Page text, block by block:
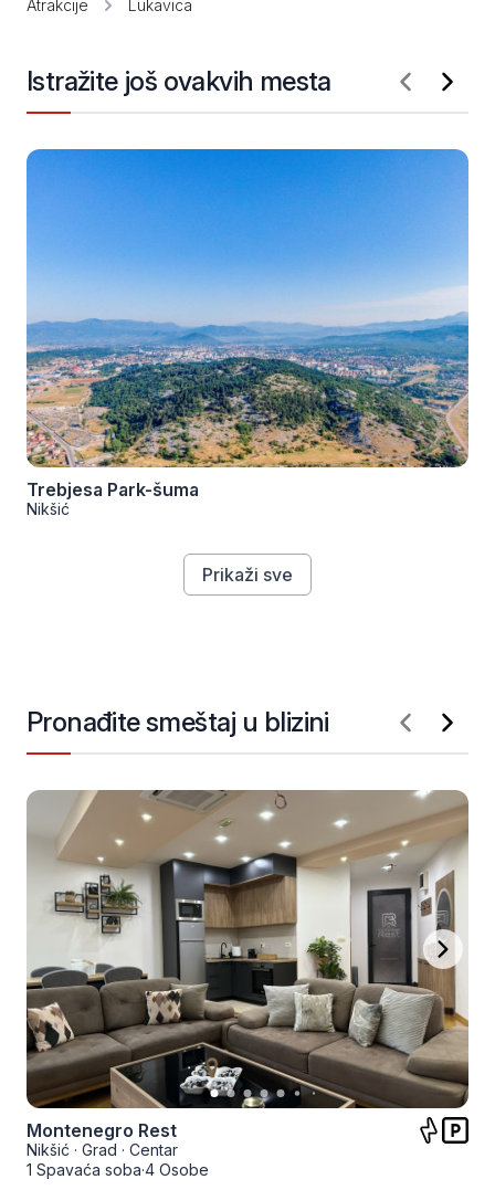
Atrakcije Lukavica
Istražite još ovakvih mesta
Trebjesa Park-šuma
Nikšić
Prikaži sve
Pronađite smeštaj u blizini
Montenegro Rest
Nikšić · Grad · Centar
1 Spavaća soba·4 Osobe